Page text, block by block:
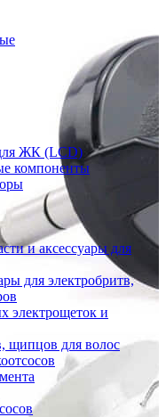
ЖК (LCD)
компоненты
и аксессуары для
для электробритв,
электрощеток и
щипцов для волос